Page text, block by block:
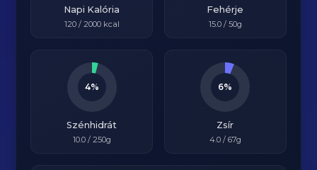
Napi Kalória
120/ 2000kcal
Fehérje
15.0/ 50g
4%
Szénhidrát
10.0/ 250g
6%
Zsír
4.0/ 67g